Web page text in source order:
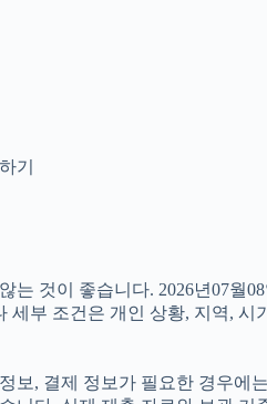
기
것이 좋습니다. 2026년07월
부 조건은 개인 상황, 지역,
, 결제 정보가 필요한 경우에